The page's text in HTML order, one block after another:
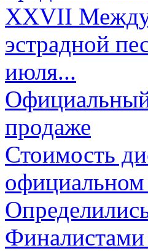
XXVII
эстрадной
июля...
продаже
Стоимость
официальном
Финалистами